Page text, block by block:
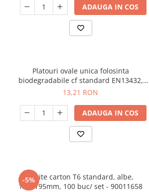
ADAUGA IN COS
Platouri ovale unica folosinta
biodegradabile cf standard EN13432,
26x20 cm, 20 buc/set
13,21 RON
ADAUGA IN COS
-5%
Tavite carton T6 standard, albe,
135*195mm, 100 buc/ set - 90011658